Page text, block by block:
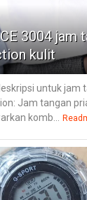
3004 jam
kulit
untuk jam
Jam tangan
komb...